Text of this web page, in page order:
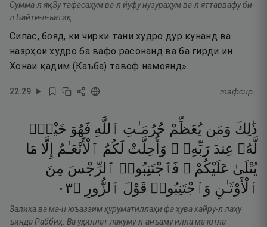
Сумма-л яқЗу тафасаҳум ва-л йуфу нузураҳум ва-л яттаввафу би-
л Байти-л-ъатӣқ.
Сипас, бояд, ки чирки тани худро дур кунанд ва
назрҳои худро ба вафо расонанд ва ба гирди ин
Хонаи қадим (Каъба) тавоф намоянд».
22:29 тафсир
ذَٰلِكَ وَمَن يُعَظِّمْ حُرُمَـٰتِ ٱللَّهِ فَهُوَ خَيْرٌۭ
لَّهُۥ عِندَ رَبِّهِۦ ۗ وَأُحِلَّتْ لَكُمُ ٱلْأَنْعَـٰمُ إِلَّا مَا
يُتْلَىٰ عَلَيْكُمْ ۖ فَٱجْتَنِبُوا۟ ٱلرِّجْسَ مِنَ
ٱلْأَوْثَـٰنِ وَٱجْتَنِبُوا۟ قَوْلَ ٱلزُّورِ ۝٣٠
Залика ва ма-н юъаззим ҳуруматиллаҳи фа ҳува хайру-л лаҳу
ъинда Раббиҳ. Ва уҳиллат лакуму-л-анъаму илла ма ютла